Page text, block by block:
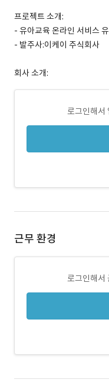
프로젝트 소개:
- 유아교육 온라인 서비스
- 발주사:이케이 주식회사
회사 소개:
로그인해서
근무 환경
로그인해서